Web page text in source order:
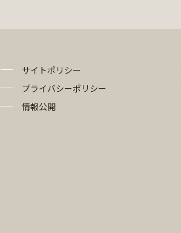
サイトポリシー
プライバシーポリシー
情報公開